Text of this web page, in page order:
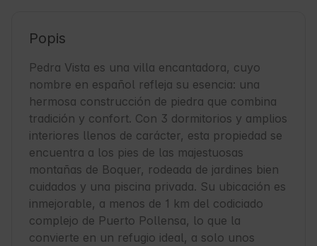
Popis
Pedra Vista es una villa encantadora, cuyo
nombre en español refleja su esencia: una
hermosa construcción de piedra que combina
tradición y confort. Con 3 dormitorios y amplios
interiores llenos de carácter, esta propiedad se
encuentra a los pies de las majestuosas
montañas de Boquer, rodeada de jardines bien
cuidados y una piscina privada. Su ubicación es
inmejorable, a menos de 1 km del codiciado
complejo de Puerto Pollensa, lo que la
convierte en un refugio ideal, a solo unos